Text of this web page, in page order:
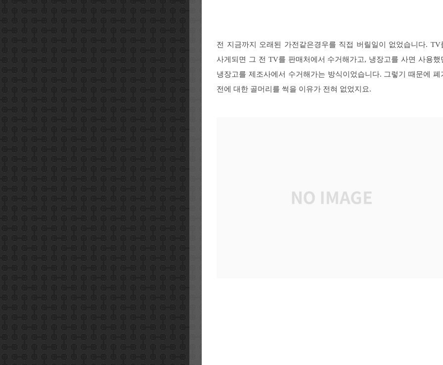
전 지금까지 오래된 가전같은경우를 직접 버릴일이 없었습니다. TV
사게되면 그 전 TV를 판매처에서 수거해가고, 냉장고를 사면 사용했
냉장고를 제조사에서 수거해가는 방식이었습니다. 그렇기 때문에 폐
전에 대한 골머리를 썩을 이유가 전혀 없었지요.